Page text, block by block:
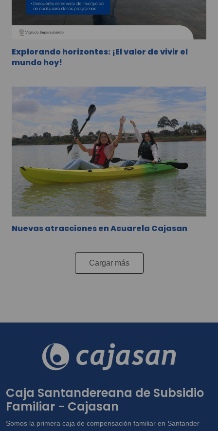
Explorando horizontes: ¡El valor de vivir el
mundo hoy!
Nuevas atracciones en Acuarela Cajasan
Cargar más
Caja Santandereana de Subsidio
Familiar - Cajasan
Somos la primera caja de compensación familiar en Santander